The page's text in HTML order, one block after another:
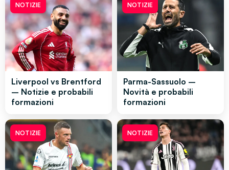
NOTIZIE
Liverpool vs Brentford
– Notizie e probabili
formazioni
NOTIZIE
Parma-Sassuolo –
Novità e probabili
formazioni
NOTIZIE NOTIZIE